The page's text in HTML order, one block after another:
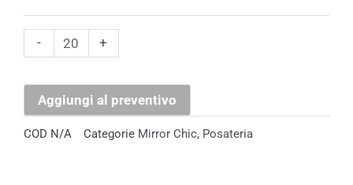
- +
Aggiungi al preventivo
COD N/A Categorie Mirror Chic​, Posateria